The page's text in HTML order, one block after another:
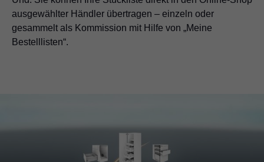
ausgewählter Händler übertragen – einzeln oder
gesammelt als Kommission mit Hilfe von „Meine
Bestelllisten“.